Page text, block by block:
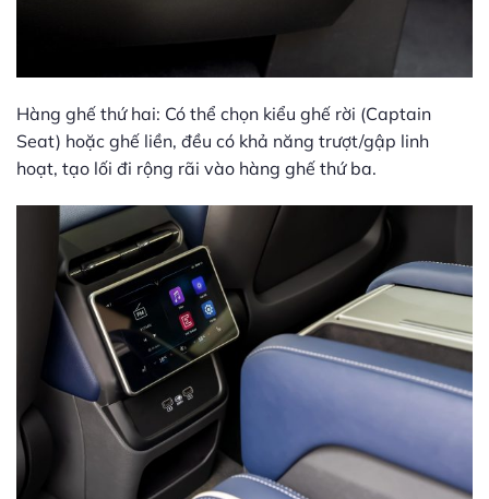
Hàng ghế thứ hai: Có thể chọn kiểu ghế rời (Captain
Seat) hoặc ghế liền, đều có khả năng trượt/gập linh
hoạt, tạo lối đi rộng rãi vào hàng ghế thứ ba.